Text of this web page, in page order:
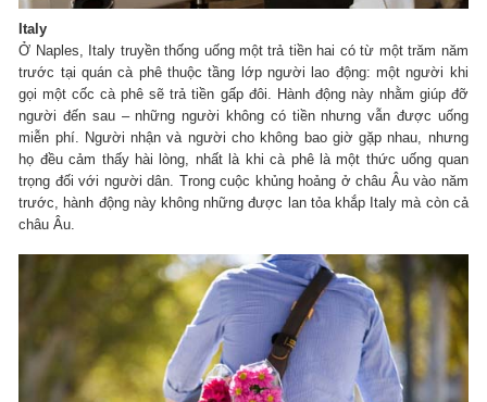
Italy
Ở Naples, Italy truyền thống uống một trả tiền hai có từ một trăm năm
trước tại quán cà phê thuộc tầng lớp người lao động: một người khi
gọi một cốc cà phê sẽ trả tiền gấp đôi. Hành động này nhằm giúp đỡ
người đến sau – những người không có tiền nhưng vẫn được uống
miễn phí. Người nhận và người cho không bao giờ gặp nhau, nhưng
họ đều cảm thấy hài lòng, nhất là khi cà phê là một thức uống quan
trọng đối với người dân. Trong cuộc khủng hoảng ở châu Âu vào năm
trước, hành động này không những được lan tỏa khắp Italy mà còn cả
châu Âu.